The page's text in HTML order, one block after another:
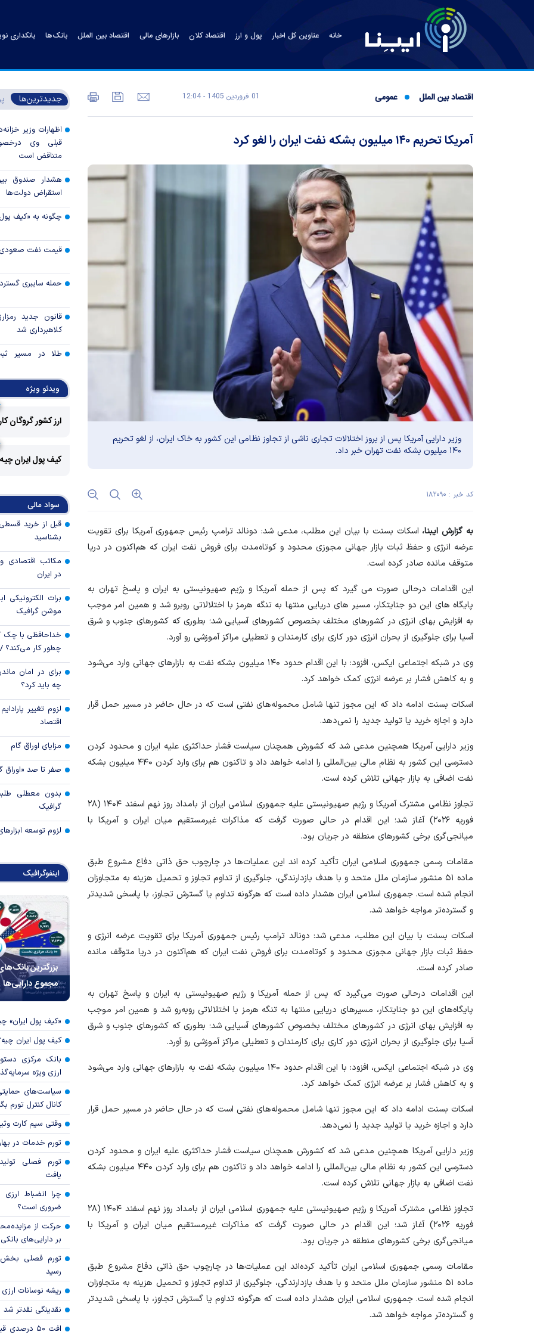
خانه عناوین کل اخبار پول و ارز اقتصاد کلان بازارهای مالی اقتصاد بین الملل بانک‌ها بانکداری
اقتصاد بین الملل عمومی 01 فروردين 1405 - 12:04
آمریکا تحریم ۱۴۰ میلیون بشکه نفت ایران را لغو کرد
وزیر دارایی آمریکا پس از بروز اختلالات تجاری ناشی از تجاوز نظامی این کشور به خاک ایران، از لغو تحریم
۱۴۰ میلیون بشکه نفت تهران خبر داد.
کد خبر : ۱۸۲۰۹۰
به گزارش ایبنا، اسکات بسنت با بیان این مطلب، مدعی شد: دونالد ترامپ رئیس جمهوری آمریکا برای تقویت
عرضه انرژی و حفظ ثبات بازار جهانی مجوزی محدود و کوتاه‌مدت برای فروش نفت ایران که هم‌اکنون در دریا
متوقف مانده صادر کرده است.
این اقدامات درحالی صورت می گیرد که پس از حمله آمریکا و رژیم صهیونیستی به ایران و پاسخ تهران به
پایگاه های این دو جنایتکار، مسیر های دریایی منتها به تنگه هرمز با اختلالاتی روبرو شد و همین امر موجب
به افزایش بهای انرژی در کشورهای مختلف بخصوص کشورهای آسیایی شد؛ بطوری که کشورهای جنوب و شرق
آسیا برای جلوگیری از بحران انرژی دور کاری برای کارمندان و تعطیلی مراکز آموزشی رو آورد.
وی در شبکه اجتماعی ایکس، افزود: با این اقدام حدود ۱۴۰ میلیون بشکه نفت به بازارهای جهانی وارد می‌شود
و به کاهش فشار بر عرضه انرژی کمک خواهد کرد.
اسکات بسنت ادامه داد که این مجوز تنها شامل محموله‌های نفتی است که در حال حاضر در مسیر حمل قرار
دارد و اجازه خرید یا تولید جدید را نمی‌دهد.
وزیر دارایی آمریکا همچنین مدعی شد که کشورش همچنان سیاست فشار حداکثری علیه ایران و محدود کردن
دسترسی این کشور به نظام مالی بین‌المللی را ادامه خواهد داد و تاکنون هم برای وارد کردن ۴۴۰ میلیون بشکه
نفت اضافی به بازار جهانی تلاش کرده است.
تجاوز نظامی مشترک آمریکا و رژیم صهیونیستی علیه جمهوری اسلامی ایران از بامداد روز نهم اسفند ۱۴۰۴ (۲۸
فوریه ۲۰۲۶) آغاز شد؛ این اقدام در حالی صورت گرفت که مذاکرات غیرمستقیم میان ایران و آمریکا با
میانجی‌گری برخی کشورهای منطقه در جریان بود.
مقامات رسمی جمهوری اسلامی ایران تأکید کرده اند این عملیات‌ها در چارچوب حق ذاتی دفاع مشروع طبق
ماده ۵۱ منشور سازمان ملل متحد و با هدف بازدارندگی، جلوگیری از تداوم تجاوز و تحمیل هزینه به متجاوزان
انجام شده است. جمهوری اسلامی ایران هشدار داده است که هرگونه تداوم یا گسترش تجاوز، با پاسخی شدیدتر
و گسترده‌تر مواجه خواهد شد.
اسکات بسنت با بیان این مطلب، مدعی شد: دونالد ترامپ رئیس جمهوری آمریکا برای تقویت عرضه انرژی و
حفظ ثبات بازار جهانی مجوزی محدود و کوتاه‌مدت برای فروش نفت ایران که هم‌اکنون در دریا متوقف مانده
صادر کرده است.
این اقدامات درحالی صورت می‌گیرد که پس از حمله آمریکا و رژیم صهیونیستی به ایران و پاسخ تهران به
پایگاه‌های این دو جنایتکار، مسیر‌های دریایی منتها به تنگه هرمز با اختلالاتی رو‌به‌رو شد و همین امر موجب
به افزایش بهای انرژی در کشور‌های مختلف بخصوص کشور‌های آسیایی شد؛ بطوری که کشور‌های جنوب و شرق
آسیا برای جلوگیری از بحران انرژی دور کاری برای کارمندان و تعطیلی مراکز آموزشی رو آورد.
وی در شبکه اجتماعی ایکس، افزود: با این اقدام حدود ۱۴۰ میلیون بشکه نفت به بازار‌های جهانی وارد می‌شود
و به کاهش فشار بر عرضه انرژی کمک خواهد کرد.
اسکات بسنت ادامه داد که این مجوز تنها شامل محموله‌های نفتی است که در حال حاضر در مسیر حمل قرار
دارد و اجازه خرید یا تولید جدید را نمی‌دهد.
وزیر دارایی آمریکا همچنین مدعی شد که کشورش همچنان سیاست فشار حداکثری علیه ایران و محدود کردن
دسترسی این کشور به نظام مالی بین‌المللی را ادامه خواهد داد و تاکنون هم برای وارد کردن ۴۴۰ میلیون بشکه
نفت اضافی به بازار جهانی تلاش کرده است.
تجاوز نظامی مشترک آمریکا و رژیم صهیونیستی علیه جمهوری اسلامی ایران از بامداد روز نهم اسفند ۱۴۰۴ (۲۸
فوریه ۲۰۲۶) آغاز شد؛ این اقدام در حالی صورت گرفت که مذاکرات غیرمستقیم میان ایران و آمریکا با
میانجی‌گری برخی کشور‌های منطقه در جریان بود.
مقامات رسمی جمهوری اسلامی ایران تأکید کرده‌اند این عملیات‌ها در چارچوب حق ذاتی دفاع مشروع طبق
ماده ۵۱ منشور سازمان ملل متحد و با هدف بازدارندگی، جلوگیری از تداوم تجاوز و تحمیل هزینه به متجاوزان
انجام شده است. جمهوری اسلامی ایران هشدار داده است که هرگونه تداوم یا گسترش تجاوز، با پاسخی شدیدتر
و گسترده‌تر مواجه خواهد شد.
جدیدترین‌ها
اظهارات وزیر
قبلی وی
متناقض است
هشدار صندوق
استقراض دولت‌ها
چگونه به «کیف
قیمت نفت صعودی
حمله سایبری
قانون جدید
کلاهبرداری شد
طلا در مسیر
توقف بی‌سابقه
چرا گاز در اروپا
مزیت رقابتی
عوارض هرمز؛
امنیت دریایی به
کدام گروه‌های
رویه جدید ارز
جزئیات
تسعیر ارز واردات
ویدئو ویژه
ارز کشور گروگان
کیف پول ایران
سواد مالی
بشناسید
مکاتب اقتصادی
در ایران
برات الکترونیکی
موشن گرافیک
خداحافظی با
چطور کار
برای در امان
چه باید کرد؟
لزوم تغییر
اقتصاد
مزایای اوراق گام
صفر تا صد «اوراق
بدون معطلی
گرافیک
لزوم توسعه
اینفوگرافیک
بزرگترین
مجموع دارایی‌ها
«کیف پول ایران»
کیف پول ایران
بانک مرکزی
ارزی ویژه
سیاست‌های
کانال کنترل تورم
وقتی سیم کارت
تورم خدمات در بهار ۱۴۰۵ چقدر
تورم فصلی
یافت
چرا انضباط
ضروری است؟
حرکت از
بر دارایی‌های بانکی
رسید
ریشه نوسانات
نقدینگی نقدتر شد
افت ۵۰